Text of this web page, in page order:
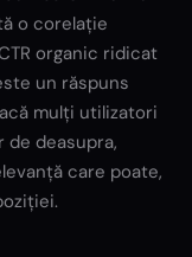
o corelație
organic ridicat
un răspuns
mulți utilizatori
deasupra,
care poate,